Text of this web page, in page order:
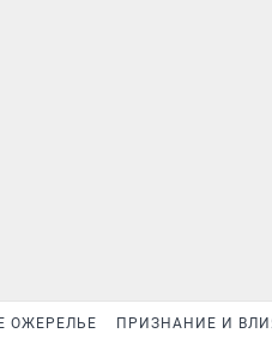
ОЖЕРЕЛЬЕ ПРИЗНАНИЕ И